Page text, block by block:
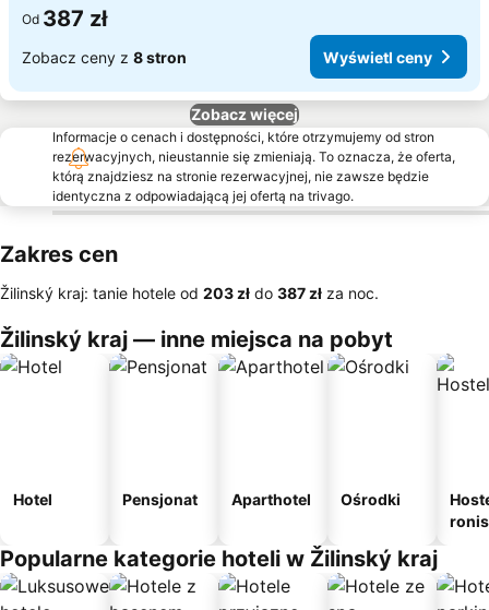
Od 387 zł
Zobacz ceny z 8 stron Wyświetl ceny
Zobacz więcej
Informacje o cenach i dostępności, które otrzymujemy od stron
rezerwacyjnych, nieustannie się zmieniają. To oznacza, że oferta,
którą znajdziesz na stronie rezerwacyjnej, nie zawsze będzie
identyczna z odpowiadającą jej ofertą na trivago.
Zakres cen
Žilinský kraj: tanie hotele od ‎203 zł do ‎387 zł za noc.
Žilinský kraj — inne miejsca na pobyt
Hotel Pensjonat Aparthotel Ośrodki
Popularne kategorie hoteli w Žilinský kraj